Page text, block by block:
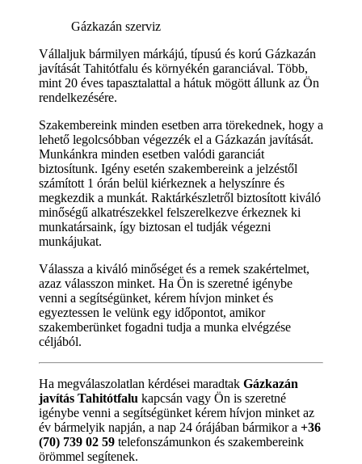
Gázkazán szerviz
Vállaljuk bármilyen márkájú, típusú és korú Gázkazán
javítását Tahitótfalu és környékén garanciával. Több,
mint 20 éves tapasztalattal a hátuk mögött állunk az Ön
rendelkezésére.
Szakembereink minden esetben arra törekednek, hogy a
lehető legolcsóbban végezzék el a Gázkazán javítását.
Munkánkra minden esetben valódi garanciát
biztosítunk. Igény esetén szakembereink a jelzéstől
számított 1 órán belül kiérkeznek a helyszínre és
megkezdik a munkát. Raktárkészletről biztosított kiváló
minőségű alkatrészekkel felszerelkezve érkeznek ki
munkatársaink, így biztosan el tudják végezni
munkájukat.
Válassza a kiváló minőséget és a remek szakértelmet,
azaz válasszon minket. Ha Ön is szeretné igénybe
venni a segítségünket, kérem hívjon minket és
egyeztessen le velünk egy időpontot, amikor
szakemberünket fogadni tudja a munka elvégzése
céljából.
Ha megválaszolatlan kérdései maradtak Gázkazán
javítás Tahitótfalu kapcsán vagy Ön is szeretné
igénybe venni a segítségünket kérem hívjon minket az
év bármelyik napján, a nap 24 órájában bármikor a +36
(70) 739 02 59 telefonszámunkon és szakembereink
örömmel segítenek.